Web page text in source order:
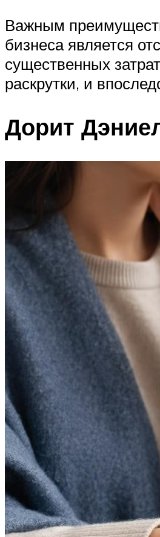
Важным
бизнеса является
существенных
раскрутки, и
Дорит